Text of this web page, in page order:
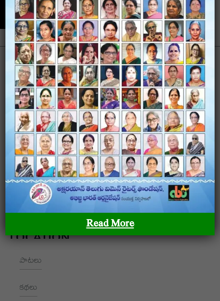
అక్షరయాన్ – తెలుగు మహిళా రచయితల ఫౌండేషన్ అక్షరయాన్ –
తెలుగు మహిళా రచయితల ఫౌండేషన్ అక్షరయాన్ – తెలుగు
మహిళా రచయితల ఫౌండేషన్
OUR SITEMAP
పాటలు
కథలు
LOCATION
+91 9989928562
hello@aksharayan.com
Read More